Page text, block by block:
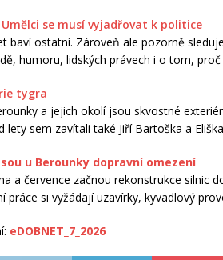
Umělci se musí vyjadřovat k politice
baví ostatní. Zároveň ale pozorně
humoru, lidských právech i o tom,
tygra
a jejich okolí jsou skvostné
lety sem zavítali také Jiří Bartoška a
u Berounky dopravní omezení
a července začnou rekonstrukce silnic
práce si vyžádají uzavírky, kyvadlový
eDOBNET_7_2026